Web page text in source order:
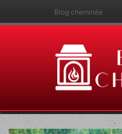
Blog cheminée